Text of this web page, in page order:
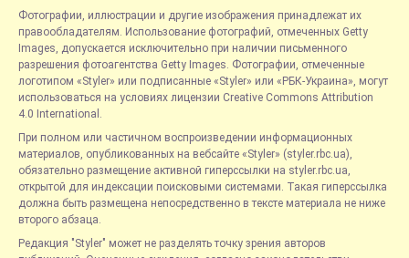
Фотографии, иллюстрации и другие изображения принадлежат их
правообладателям. Использование фотографий, отмеченных Getty
Images, допускается исключительно при наличии письменного
разрешения фотоагентства Getty Images. Фотографии, отмеченные
логотипом «Styler» или подписанные «Styler» или «РБК-Украина», могут
использоваться на условиях лицензии Creative Commons Attribution
4.0 International.
При полном или частичном воспроизведении информационных
материалов, опубликованных на вебсайте «Styler» (styler.rbc.ua),
обязательно размещение активной гиперссылки на styler.rbc.ua,
открытой для индексации поисковыми системами. Такая гиперссылка
должна быть размещена непосредственно в тексте материала не ниже
второго абзаца.
Редакция "Styler" может не разделять точку зрения авторов